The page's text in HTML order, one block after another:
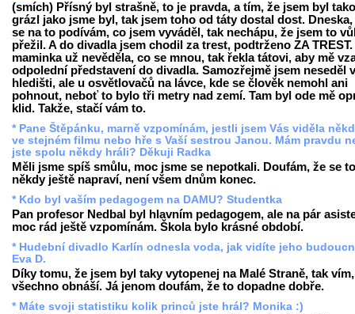
(smích) Přísný byl strašně, to je pravda, a tím, že jsem byl
grázl jako jsme byl, tak jsem toho od táty dostal dost.
se na to podívám, co jsem vyváděl, tak nechápu, že jsem to
přežil. A do divadla jsem chodil za trest, podtrženo ZA
maminka už nevěděla, co se mnou, tak řekla tátovi, aby mě
odpolední představení do divadla. Samozřejmě jsem neseděl v
hledišti, ale u osvětlovačů na lávce, kde se člověk nemohl ani
pohnout, neboť to bylo tři metry nad zemí. Tam byl ode mě
klid. Takže, stačí vám to.
* Pane Štěpánku, marně vzpomínám, jestli jsem Vás viděla
ve stejném filmu nebo hře s Vaší sestrou Janou. Mám pravdu
jste spolu někdy hráli? Děkuji Radka
Měli jsme spíš smůlu, moc jsme se nepotkali. Doufám, že se to
někdy ještě napraví, není všem dnům konec.
* Kdo byl vaším pedagogem na DAMU? Studentka
Pan profesor Nedbal byl hlavním pedagogem, ale na pár
moc rád ještě vzpomínám. Škola bylo krásné období.
* Hudební divadlo Karlín odnesla voda, jak vidíte jeho
Eva D.
Díky tomu, že jsem byl taky vytopenej na Malé Straně, tak
všechno obnáší. Já jenom doufám, že to dopadne dobře.
* Máte svoji statistiku kolik princů jste hrál? Monika :)